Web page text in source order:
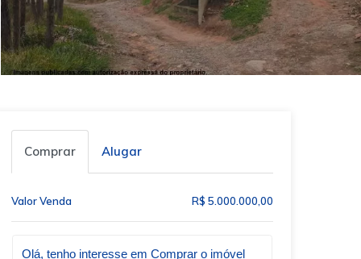
Comprar Alugar
Valor Venda R$ 5.000.000,00